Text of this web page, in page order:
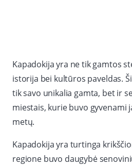
Kapadokija yra ne tik gamtos
istorija bei kultūros paveldas.
tik savo unikalia gamta, bet ir
miestais, kurie buvo gyvenami
metų.
Kapadokija yra turtinga
regione buvo daugybė